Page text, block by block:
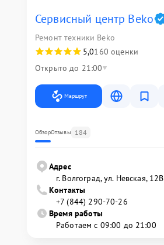
Сервисный центр Beko
Ремонт техники Beko
5,0160 оценки
Открыто до 21:00
Маршрут
ОбзорОтзывы 184
Адрес
г. Волгоград, ул. Невская, 12В
Контакты
+7 (844) 290-70-26
Время работы
Работаем с 09:00 до 21:00